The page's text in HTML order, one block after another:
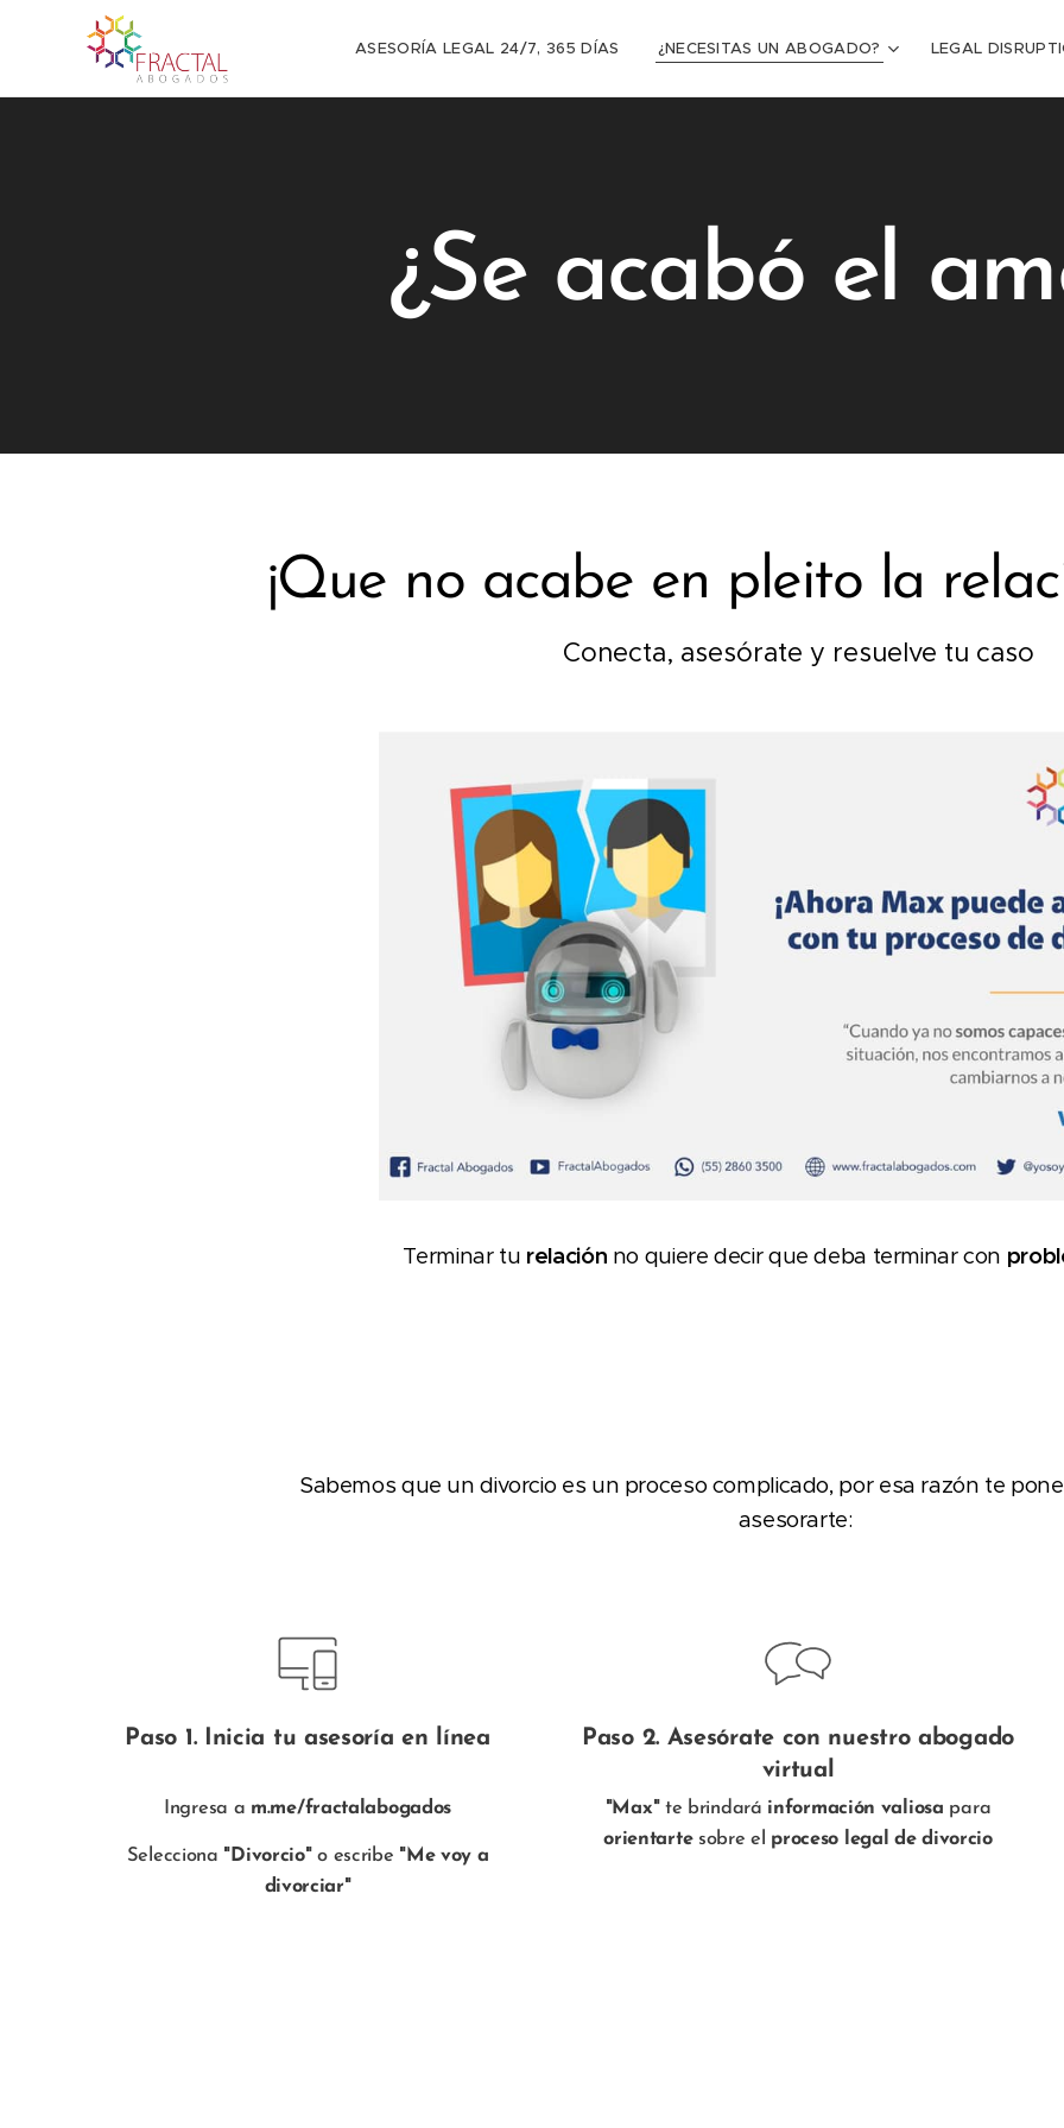
ASESORÍA LEGAL 24/7, 365 DÍAS ¿NECESITAS UN ABOGADO? LEGAL
¿Se acabó el
¡Que no acabe en pleito la
Conecta, asesórate y resuelve tu caso
Terminar tu relación no quiere decir que deba terminar con
Sabemos que un divorcio es un proceso complicado, por esa razón te
asesorarte:
Paso 1. Inicia tu asesoría en línea
Ingresa a m.me/fractalabogados
Selecciona "Divorcio"o escribe "Me voy a
divorciar"
Paso 2. Asesórate con nuestro abogado
virtual
"Max"te brindará información valiosa para
orientartesobre el proceso legal de divorcio